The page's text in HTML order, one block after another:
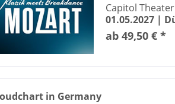
Capitol
01.05.2027 |
ab 49,50 € *
in Germany